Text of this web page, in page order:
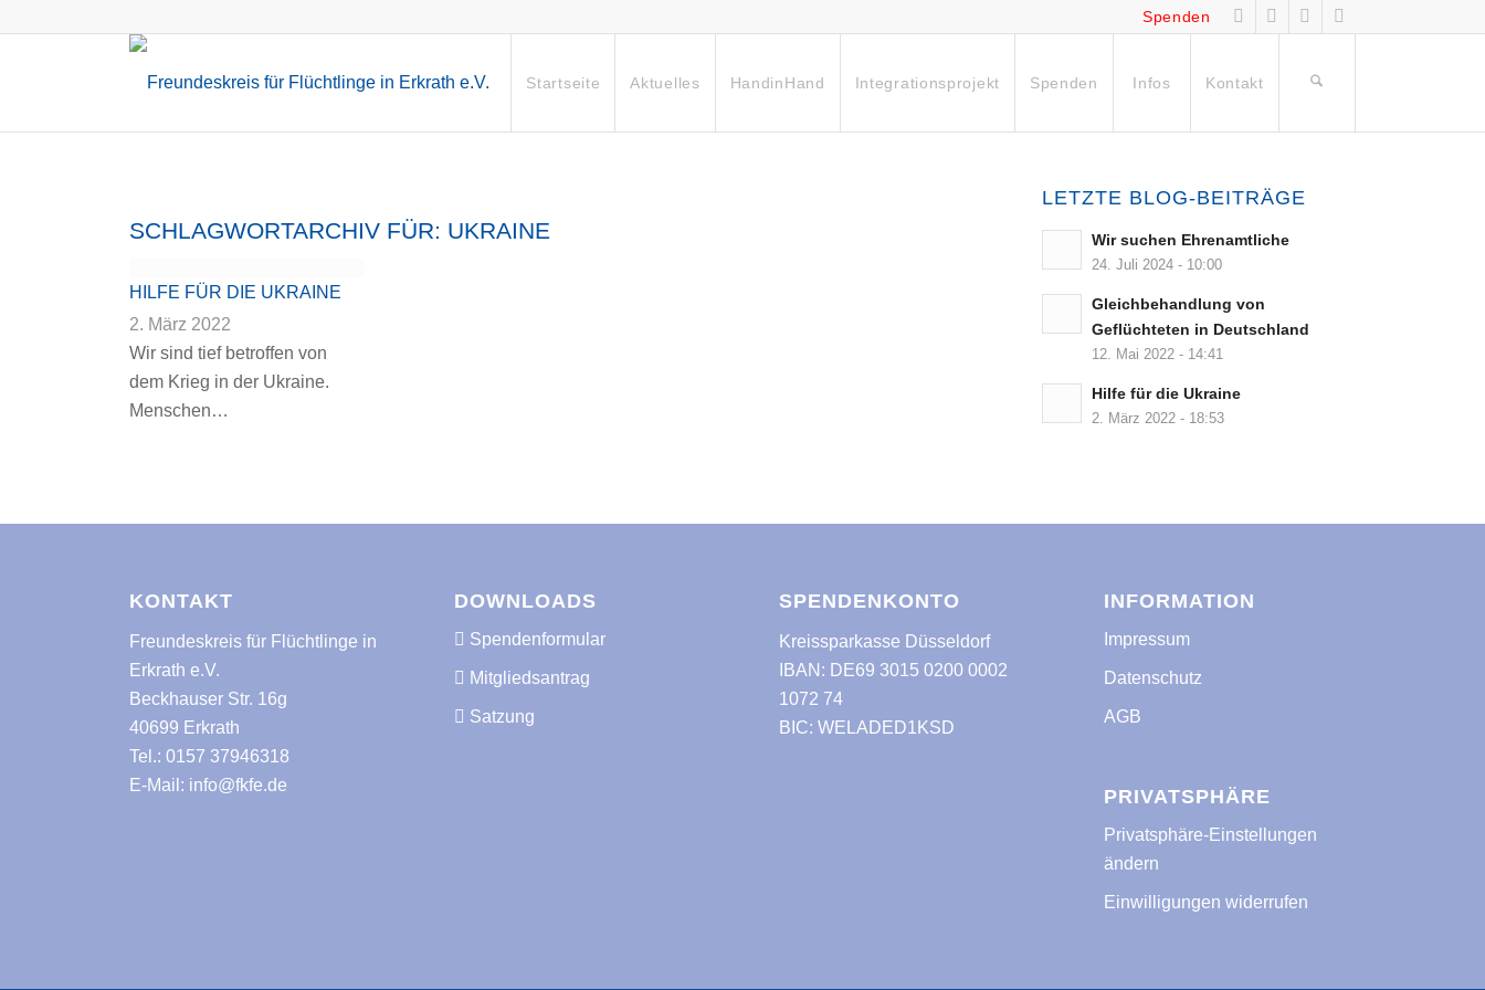
Spenden
Startseite Aktuelles HandinHand Integrationsprojekt Spenden Infos Kontakt
SCHLAGWORTARCHIV FÜR: UKRAINE
HILFE FÜR DIE UKRAINE
2. März 2022
Wir sind tief betroffen von
dem Krieg in der Ukraine.
Menschen…
LETZTE BLOG-BEITRÄGE
Wir suchen Ehrenamtliche
24. Juli 2024 - 10:00
Gleichbehandlung von
Geflüchteten in Deutschland
12. Mai 2022 - 14:41
Hilfe für die Ukraine
2. März 2022 - 18:53
KONTAKT
Freundeskreis für Flüchtlinge in
Erkrath e.V.
Beckhauser Str. 16g
40699 Erkrath
Tel.:0157 37946318
E-Mail: info@fkfe.de
DOWNLOADS
Spendenformular
Mitgliedsantrag
Satzung
SPENDENKONTO
Kreissparkasse Düsseldorf
IBAN: DE69 3015 0200 0002
1072 74
BIC: WELADED1KSD
INFORMATION
Impressum
Datenschutz
AGB
PRIVATSPHÄRE
Privatsphäre-Einstellungen
ändern
Einwilligungen widerrufen